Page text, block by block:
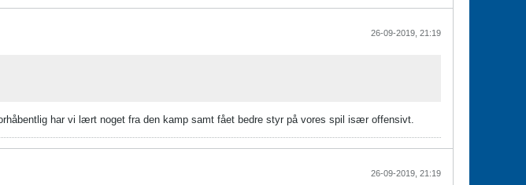
26-09-2019, 21:19
har vi lært noget fra den kamp samt fået bedre styr på vores spil især offensivt.
26-09-2019, 21:19